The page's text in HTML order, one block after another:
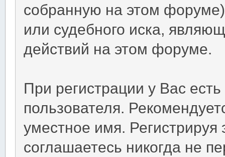
собранную на этом
или судебного иска,
действий на этом форуме.
При регистрации у Вас
пользователя.
уместное имя. Регистрируя
соглашаетесь никогда не